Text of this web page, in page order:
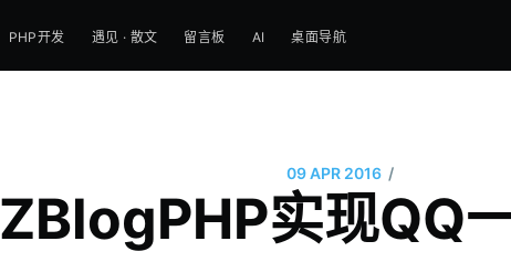
PHP开发 遇见 · 散文 留言板 AI 桌面导航
09 APR 2016 /
ZBlogPHP实现QQ